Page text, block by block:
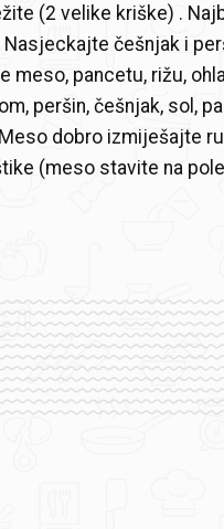
(2 velike kriške) .
češnjak i
meso, pancetu, rižu,
peršin, češnjak, sol,
dobro izmiješajte
(meso stavite na